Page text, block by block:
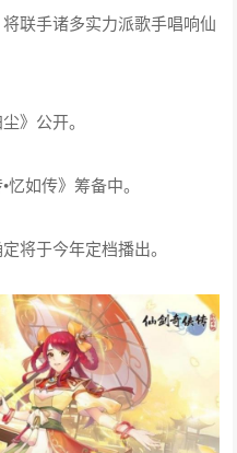
联手诸多实力派歌手唱响仙
》公开。
如传》筹备中。
将于今年定档播出。